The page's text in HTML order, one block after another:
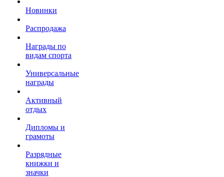
Новинки
Распродажа
Награды по
видам спорта
Универсальные
награды
Активный
отдых
Дипломы и
грамоты
Разрядные
книжки и
значки